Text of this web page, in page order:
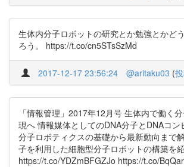
生体内分子ロボットの研究とか勉強とかど
ろう。 https://t.co/cn5STsSzMd
2017-12-17 23:56:24 @aritaku03 (
「情報管理」2017年12月号 生体内で働く
現へ 情報媒体としてのDNA分子とDNAコン
分子ロボティクスの基礎から最新動向まで
子を利用した細胞型分子ロボットの構築を
https://t.co/YDZmBFGZJo https://t.co/